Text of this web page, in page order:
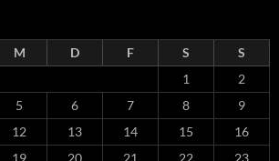
M D F S
S
1
2
5 6 7 8
9
12 13 14 15
16